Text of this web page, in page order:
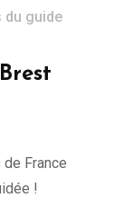
du guide
France
!